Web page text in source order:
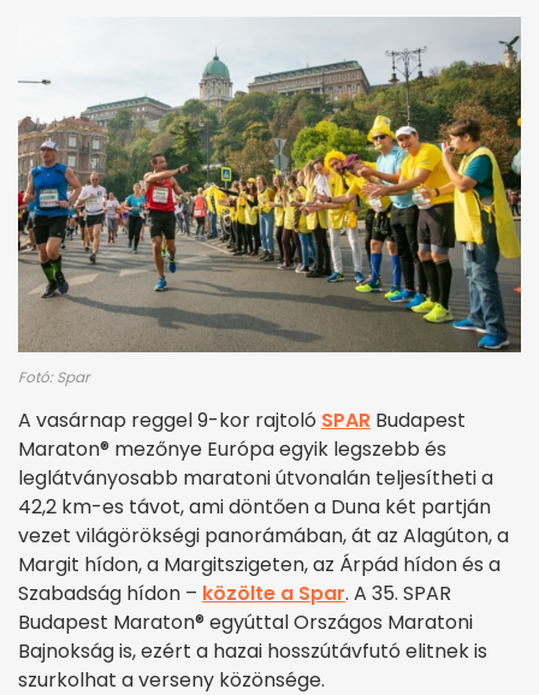
Fotó: Spar
A vasárnap reggel 9-kor rajtoló SPAR Budapest
Maraton® mezőnye Európa egyik legszebb és
leglátványosabb maratoni útvonalán teljesítheti a
42,2 km-es távot, ami döntően a Duna két partján
vezet világörökségi panorámában, át az Alagúton, a
Margit hídon, a Margitszigeten, az Árpád hídon és a
Szabadság hídon – közölte a Spar. A 35. SPAR
Budapest Maraton® egyúttal Országos Maratoni
Bajnokság is, ezért a hazai hosszútávfutó elitnek is
szurkolhat a verseny közönsége.